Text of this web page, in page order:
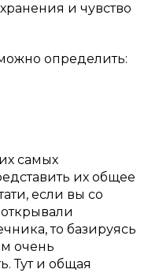
и чувство
определить:
самых
их общее
если вы со
то базируясь
очень
Тут и общая